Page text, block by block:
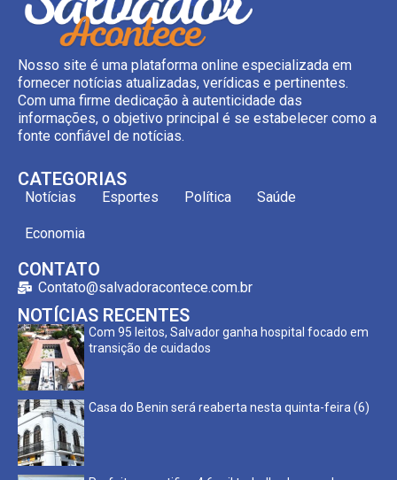
Nosso site é uma plataforma online especializada em
fornecer notícias atualizadas, verídicas e pertinentes.
Com uma firme dedicação à autenticidade das
informações, o objetivo principal é se estabelecer como a
fonte confiável de notícias.
CATEGORIAS
Notícias Esportes Política Saúde
Economia
CONTATO
Contato@salvadoracontece.com.br
NOTÍCIAS RECENTES
Com 95 leitos, Salvador ganha hospital focado em
transição de cuidados
Casa do Benin será reaberta nesta quinta-feira (6)